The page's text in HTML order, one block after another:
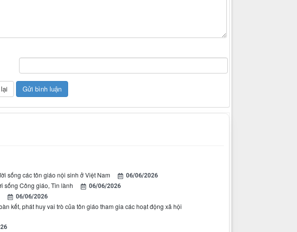
sống các tôn giáo nội sinh ở Việt Nam 06/06/2026
sống Công giáo, Tin lành 06/06/2026
06/06/2026
kết, phát huy vai trò của tôn giáo tham gia các hoạt động xã hội